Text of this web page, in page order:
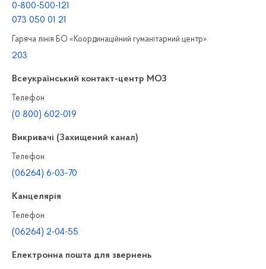
0-800-500-121
073 050 01 21
Гаряча лінія БО «Координаційний гуманітарний центр»
203
Всеукраїнський контакт-центр МОЗ
Телефон
(0 800) 602-019
Викривачі (Захищений канал)
Телефон
(06264) 6-03-70
Канцелярiя
Телефон
(06264) 2-04-55
Електронна пошта для звернень